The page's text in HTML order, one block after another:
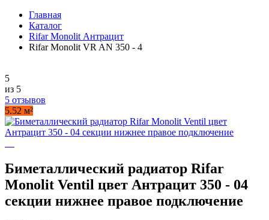
Главная
Каталог
Rifar Monolit Антрацит
Rifar Monolit VR AN 350 - 4
5
из 5
5 отзывов
5.52 м²
Биметаллический радиатор Rifar
Monolit Ventil цвет Антрацит 350 - 04
секции нижнее правое подключение